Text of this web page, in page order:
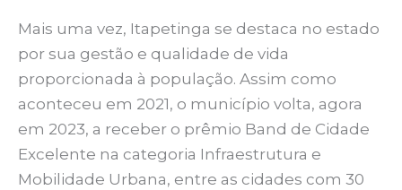
Mais uma vez, Itapetinga se destaca no estado
por sua gestão e qualidade de vida
proporcionada à população. Assim como
aconteceu em 2021, o município volta, agora
em 2023, a receber o prêmio Band de Cidade
Excelente na categoria Infraestrutura e
Mobilidade Urbana, entre as cidades com 30